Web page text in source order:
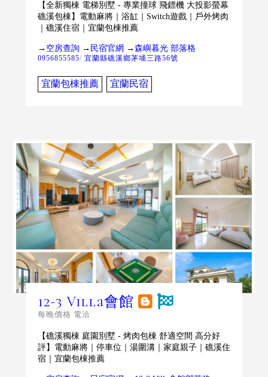
【全新獨棟 電梯別墅 - 專業撞球 飛鏢機 大投影螢幕
礁溪包棟】電動麻將｜浴缸｜Switch遊戲｜戶外烤肉
｜礁溪住宿｜宜蘭包棟推薦
→ 空房查詢→ 民宿官網 →森嶼暮光 部落格
0956855585/ 宜蘭縣礁溪鄉茅埔三路56號
宜蘭包棟推薦 宜蘭民宿
12-3 Villa會館
每晚價格 電洽
【礁溪獨棟 庭園別墅 - 烤肉包棟 舒適空間 高分好
評】電動麻將｜停車位｜湯圍溝｜家庭親子｜礁溪住
宿｜宜蘭包棟推薦